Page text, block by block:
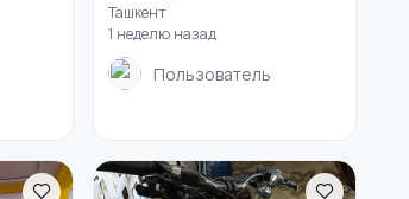
Ташкент
1 неделю назад
Пользователь